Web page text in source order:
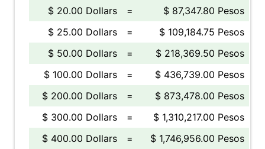
$ 20.00 Dollars
=
$ 87,347.80 Pesos
$ 25.00 Dollars
=
$ 109,184.75 Pesos
$ 50.00 Dollars
=
$ 218,369.50 Pesos
$ 100.00 Dollars
=
$ 436,739.00 Pesos
$ 200.00 Dollars
=
$ 873,478.00 Pesos
$ 300.00 Dollars
=
$ 1,310,217.00 Pesos
$ 400.00 Dollars
=
$ 1,746,956.00 Pesos